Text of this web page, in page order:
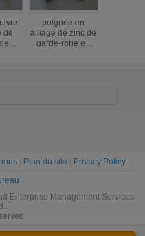
de
poignée en
alliage de zinc de
garde-robe en
Plan du site
Privacy Policy
Enterprise Management Services